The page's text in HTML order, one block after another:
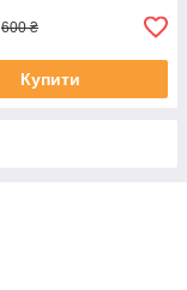
600 ₴
Купити